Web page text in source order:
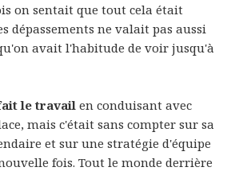
on sentait que tout cela était
dépassements ne valait pas aussi
avait l'habitude de voir jusqu'à
le travail en conduisant avec
mais c'était sans compter sur sa
et sur une stratégie d'équipe
fois. Tout le monde derrière